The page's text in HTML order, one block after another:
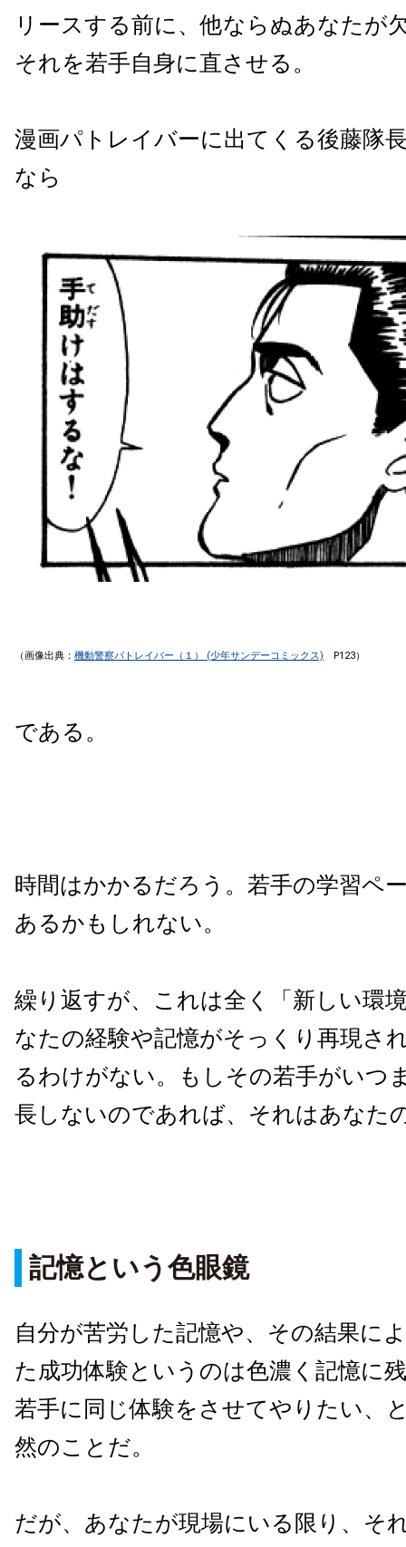
リースする前に、他ならぬあなたが
それを若手自身に直させる。
漫画パトレイバーに出てくる後藤隊
なら
（画像出典： 機動警察パトレイバー（１） (少年サンデーコミックス) P123）
である。
時間はかかるだろう。若手の学習ペ
あるかもしれない。
繰り返すが、これは全く「新しい環
なたの経験や記憶がそっくり再現さ
るわけがない。もしその若手がいつ
長しないのであれば、それはあなた
記憶という色眼鏡
自分が苦労した記憶や、その結果に
た成功体験というのは色濃く記憶に
若手に同じ体験をさせてやりたい、
然のことだ。
だが、あなたが現場にいる限り、そ